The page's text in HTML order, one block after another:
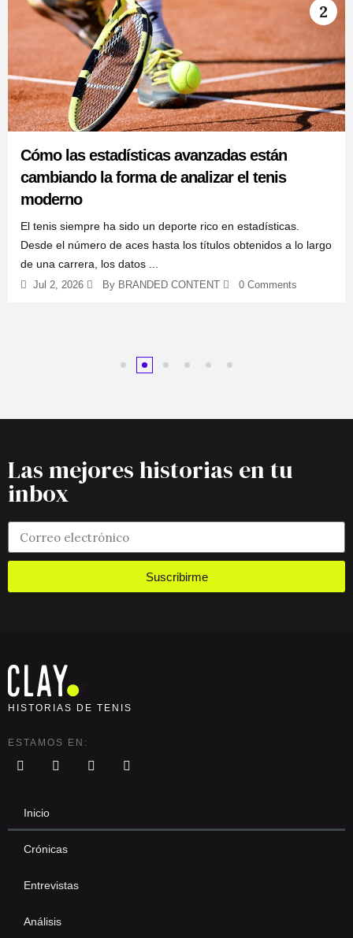
2
Cómo las estadísticas avanzadas están
cambiando la forma de analizar el tenis
moderno
El tenis siempre ha sido un deporte rico en estadísticas.
Desde el número de aces hasta los títulos obtenidos a lo largo
de una carrera, los datos ...
Jul 2, 2026 By BRANDED CONTENT 0 Comments
Las mejores historias en tu
inbox
Suscribirme
HISTORIAS DE TENIS
ESTAMOS EN:
Inicio
Crónicas
Entrevistas
Análisis